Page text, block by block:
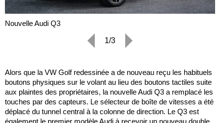
Nouvelle Audi Q3
1/3
Alors que la VW Golf redessinée a de nouveau reçu les habituels
boutons physiques sur le volant au lieu des boutons tactiles suite
aux plaintes des propriétaires, la nouvelle Audi Q3 a remplacé les
touches par des capteurs. Le sélecteur de boîte de vitesses a été
déplacé du tunnel central à la colonne de direction. Le Q3 est
également le premier modèle Audi à recevoir un nouveau double